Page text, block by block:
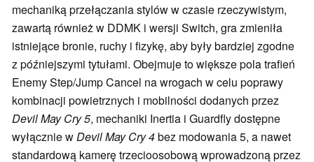
mechaniką przełączania stylów w czasie rzeczywistym,
zawartą również w DDMK i wersji Switch, gra zmieniła
istniejące bronie, ruchy i fizykę, aby były bardziej zgodne
z późniejszymi tytułami. Obejmuje to większe pola trafień
Enemy Step/Jump Cancel na wrogach w celu poprawy
kombinacji powietrznych i mobilności dodanych przez
Devil May Cry 5, mechaniki Inertia i Guardfly dostępne
wyłącznie wDevil May Cry 4bez modowania 5, a nawet
standardową kamerę trzecioosobową wprowadzoną przez